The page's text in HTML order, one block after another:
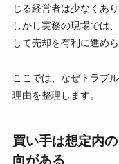
じる経営者は少なくあり
しかし実務の現場では
して売却を有利に進め
ここでは、なぜトラブ
理由を整理します。
買い手は想定内
向がある